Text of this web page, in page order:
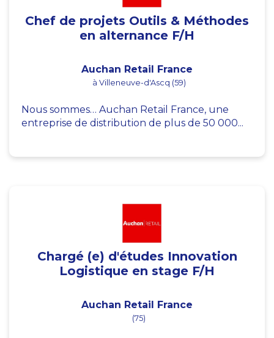
Chef de projets Outils & Méthodes
en alternance F/H
Auchan Retail France
à Villeneuve-d'Ascq (59)
Nous sommes… Auchan Retail France, une
entreprise de distribution de plus de 50 000...
Chargé (e) d'études Innovation
Logistique en stage F/H
Auchan Retail France
(75)